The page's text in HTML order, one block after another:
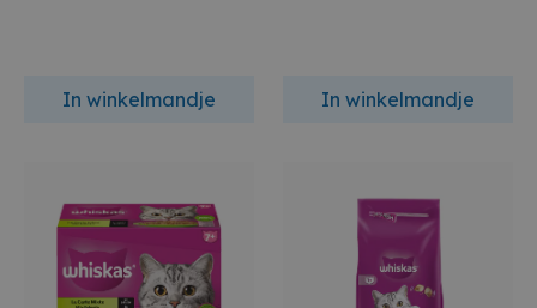
In winkelmandje In winkelmandje